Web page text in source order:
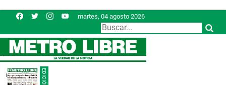
martes, 04 agosto 2026